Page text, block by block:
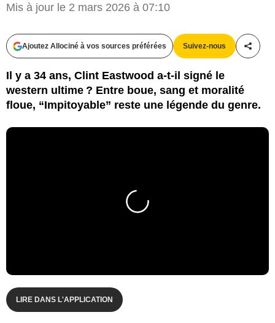
Mis à jour le 2 mars 2026 à 07:10
Ajoutez Allociné à vos sources préférées Suivez-nous
Il y a 34 ans, Clint Eastwood a-t-il signé le
western ultime ? Entre boue, sang et moralité
floue, “Impitoyable” reste une légende du genre.
LIRE DANS L'APPLICATION